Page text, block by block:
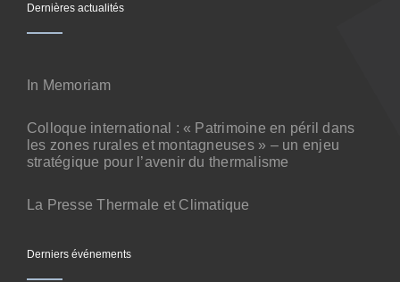
Dernières actualités
In Memoriam
Colloque international : « Patrimoine en péril dans
les zones rurales et montagneuses » – un enjeu
stratégique pour l’avenir du thermalisme
La Presse Thermale et Climatique
Derniers événements